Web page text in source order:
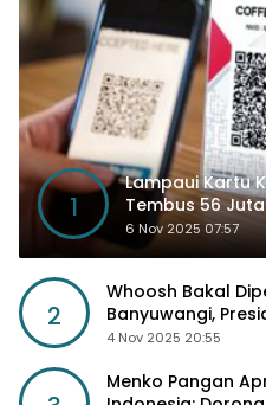
1
Lampaui Kartu
Tembus 56
Kancah Global
6 Nov 2025 07:57
2
Whoosh Bakal
Banyuwangi,
Sosial Lebih Besar
4 Nov 2025 20:55
Menko Pangan